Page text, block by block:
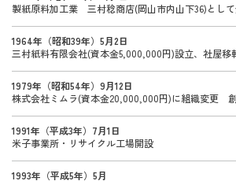
製紙原料加工業 三村稔商店(岡山市内山下36)として
1964年（昭和39年）5月2日
三村紙料有限会社(資本金5,000,000円)設立、社屋移
1979年（昭和54年）9月12日
株式会社ミムラ(資本金20,000,000円)に組織変更
1991年（平成3年）7月1日
米子事業所・リサイクル工場開設
1993年（平成5年）5月